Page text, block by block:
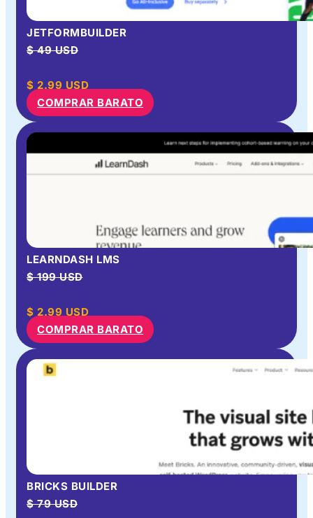
JETFORMBUILDER
$ 49 USD
$ 2.99 USD
COMPRAR BARATO
LEARNDASH LMS
$ 199 USD
$ 2.99 USD
COMPRAR BARATO
BRICKS BUILDER
$ 79 USD